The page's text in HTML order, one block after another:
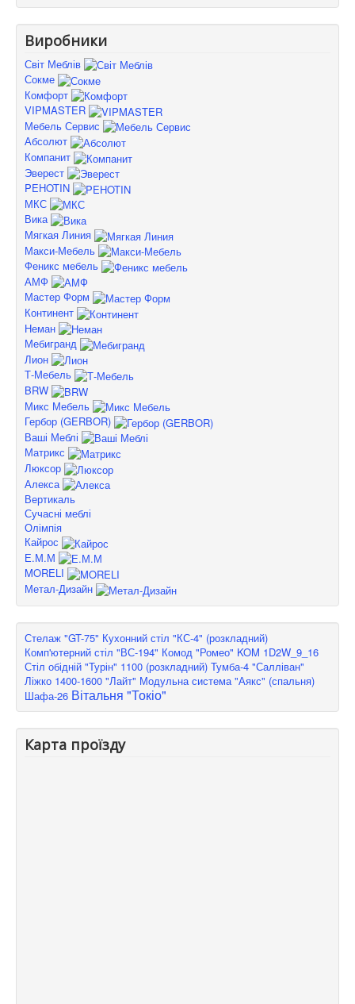
Виробники
Світ Меблів
Сокме
Комфорт
VIPMASTER
Мебель Сервис
Абсолют
Компанит
Эверест
PEHOTIN
МКС
Вика
Мягкая Линия
Макси-Мебель
Феникс мебель
АМФ
Мастер Форм
Континент
Неман
Мебигранд
Лион
Т-Мебель
BRW
Микс Мебель
Гербор (GERBOR)
Ваші Меблі
Матрикс
Люксор
Алекса
Вертикаль
Сучасні меблі
Олімпія
Кайрос
Е.М.М
MORELI
Метал-Дизайн
Стелаж "GT-75" Кухонний стіл "КС-4" (розкладний)
Комп'ютерний стіл "ВС-194" Комод "Ромео" KOM 1D2W_9_16
Стіл обідній "Турін" 1100 (розкладний) Тумба-4 "Салліван"
Ліжко 1400-1600 "Лайт" Модульна система "Аякс" (спальня)
Шафа-26 Вітальня "Токіо"
Карта проїзду